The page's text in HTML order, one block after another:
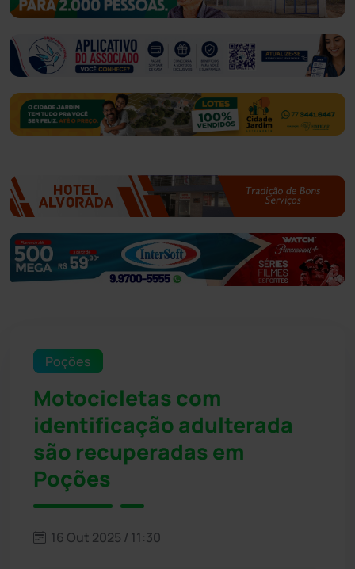
Poções
Motocicletas com
identificação adulterada
são recuperadas em
Poções
16 Out 2025 / 11:30